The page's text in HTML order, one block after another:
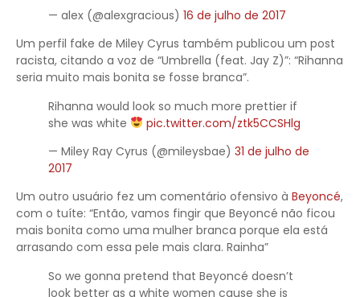
— ㅤalex (@alexgracious) 16 de julho de 2017
Um perfil fake de Miley Cyrus também publicou um post
racista, citando a voz de “Umbrella (feat. Jay Z)”: “Rihanna
seria muito mais bonita se fosse branca”.
Rihanna would look so much more prettier if
she was white
pic.twitter.com/ztk5CCSHlg
— Miley Ray Cyrus (@mileysbae) 31 de julho de
2017
Um outro usuário fez um comentário ofensivo à Beyoncé,
com o tuíte: “Então, vamos fingir que Beyoncé não ficou
mais bonita como uma mulher branca porque ela está
arrasando com essa pele mais clara. Rainha”
So we gonna pretend that Beyoncé doesn’t
look better as a white women cause she is